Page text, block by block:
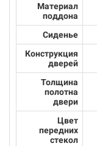
Материал
поддона
Сиденье
Конструкция
дверей
Толщина
полотна
двери
Цвет
передних
стекол